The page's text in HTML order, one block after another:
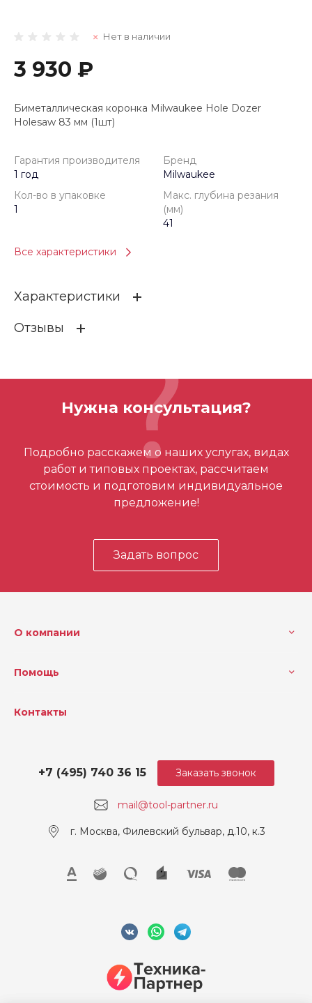
Нет в наличии
3 930 ₽
Биметаллическая коронка Milwaukee Hole Dozer
Holesaw 83 мм (1шт)
Гарантия производителя
1 год
Бренд
Milwaukee
Кол-во в упаковке
1
Макс. глубина резания
(мм)
41
Все характеристики
Характеристики
Гарантия производителя
1
Макс. глубина резания (м
41
Глубина резки (мм) 41
Чугун 50
155
3 1/4
Отзывы
Отзывов ещё нет – ваш может стать
первым
Нужна консультация?
Подробно расскажем о наших услугах, видах
работ и типовых проектах, рассчитаем
стоимость и подготовим индивидуальное
предложение!
Задать вопрос
О компании
Помощь
Контакты
mail@tool-partner.ru
+7 (495) 740 36 15
г. Москва, Филевский бульвар, д.10, к.3
Заказать звонок